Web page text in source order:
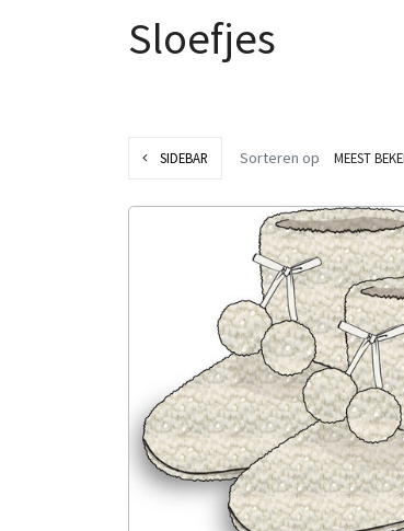
Sloefjes
SIDEBAR Sorteren op MEEST